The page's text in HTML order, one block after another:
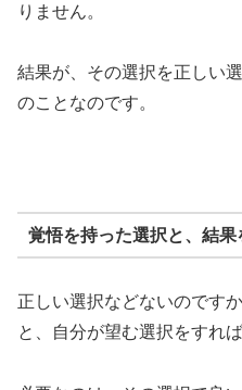
りません。
結果が、その選択を正しい
のことなのです。
覚悟を持った選択と、結
正しい選択などないのです
と、自分が望む選択をすれ